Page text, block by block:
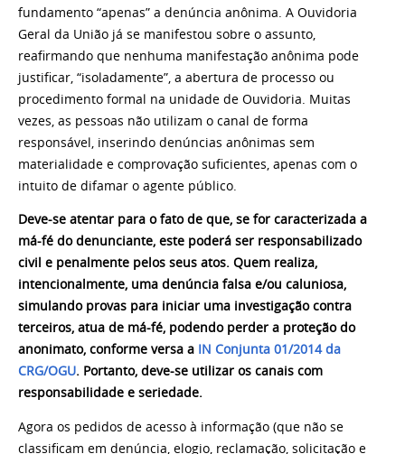
fundamento “apenas” a denúncia anônima. A Ouvidoria
Geral da União já se manifestou sobre o assunto,
reafirmando que nenhuma manifestação anônima pode
justificar, “isoladamente”, a abertura de processo ou
procedimento formal na unidade de Ouvidoria. Muitas
vezes, as pessoas não utilizam o canal de forma
responsável, inserindo denúncias anônimas sem
materialidade e comprovação suficientes, apenas com o
intuito de difamar o agente público.
Deve-se atentar para o fato de que, se for caracterizada a
má-fé do denunciante, este poderá ser responsabilizado
civil e penalmente pelos seus atos. Quem realiza,
intencionalmente, uma denúncia falsa e/ou caluniosa,
simulando provas para iniciar uma investigação contra
terceiros, atua de má-fé, podendo perder a proteção do
anonimato, conforme versa a IN Conjunta 01/2014 da
CRG/OGU. Portanto, deve-se utilizar os canais com
responsabilidade e seriedade.
Agora os pedidos de acesso à informação (que não se
classificam em denúncia, elogio, reclamação, solicitação e